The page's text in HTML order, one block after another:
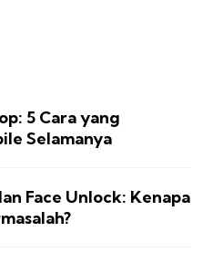
5 Cara yang
Selamanya
Face Unlock: Kenapa